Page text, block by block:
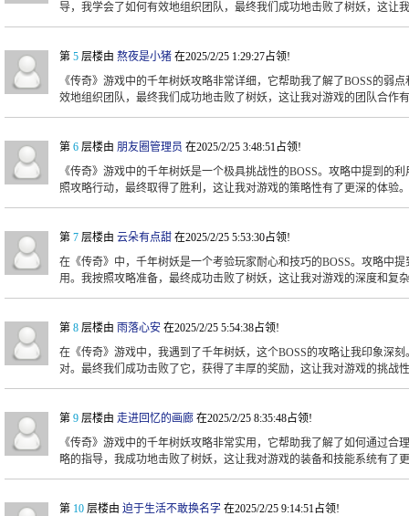
导，我学会了如何有效地组织团队，最终我们成功地击败了树妖，这让
第 5 层楼由 熬夜是小猪 在2025/2/25 1:29:27占领!
《传奇》游戏中的千年树妖攻略非常详细，它帮助我了解了BOSS的弱
效地组织团队，最终我们成功地击败了树妖，这让我对游戏的团队合作
第 6 层楼由 朋友圈管理员 在2025/2/25 3:48:51占领!
《传奇》游戏中的千年树妖是一个极具挑战性的BOSS。攻略中提到的
照攻略行动，最终取得了胜利，这让我对游戏的策略性有了更深的体验。
第 7 层楼由 云朵有点甜 在2025/2/25 5:53:30占领!
在《传奇》中，千年树妖是一个考验玩家耐心和技巧的BOSS。攻略中
用。我按照攻略准备，最终成功击败了树妖，这让我对游戏的深度和复
第 8 层楼由 雨落心安 在2025/2/25 5:54:38占领!
在《传奇》游戏中，我遇到了千年树妖，这个BOSS的攻略让我印象深
对。最终我们成功击败了它，获得了丰厚的奖励，这让我对游戏的挑战
第 9 层楼由 走进回忆的画廊 在2025/2/25 8:35:48占领!
《传奇》游戏中的千年树妖攻略非常实用，它帮助我了解了如何通过合
略的指导，我成功地击败了树妖，这让我对游戏的装备和技能系统有了
第 10 层楼由 迫于生活不敢换名字 在2025/2/25 9:14:51占领!